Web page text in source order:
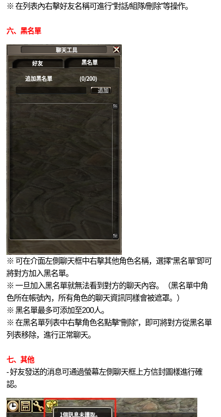
※ 在列表內右擊好友名稱可進行“對話/組隊/刪除”等操作。
六、黑名單
※ 可在介面左側聊天框中右擊其他角色名稱，選擇“黑名單”即可
將對方加入黑名單。
※ 一旦加入黑名單就無法看到對方的聊天內容。（黑名單中角
色所在帳號內，所有角色的聊天資訊同樣會被遮罩。）
※ 黑名單最多可添加至200人。
※ 在黑名單列表中右擊角色名點擊“刪除”，即可將對方從黑名單
列表移除，進行正常聊天。
七、其他
- 好友發送的消息可通過螢幕左側聊天框上方信封圖樣進行確
認。